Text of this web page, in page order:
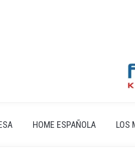
HOME ESPAÑOLA LOS